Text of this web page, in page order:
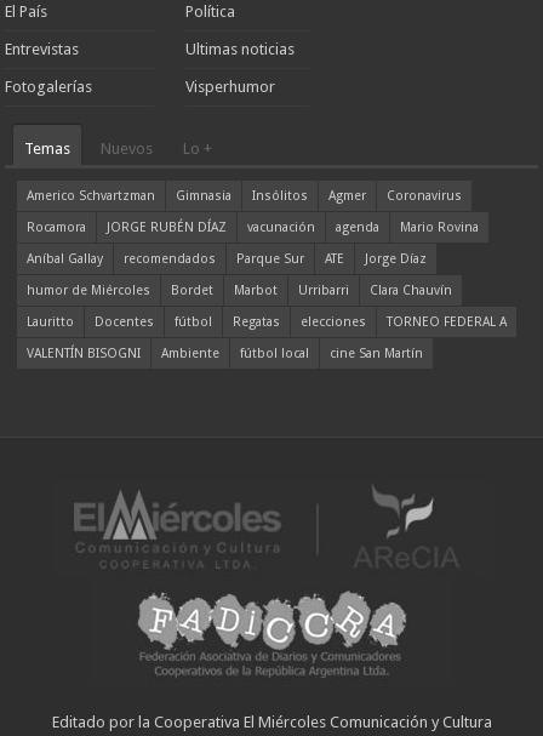
El País
Entrevistas
Fotogalerías
Política
Ultimas noticias
Visperhumor
Temas Nuevos Lo +
Americo Schvartzman Gimnasia Insólitos Agmer
Coronavirus
Rocamora
JORGE RUBÉN DÍAZ vacunación agenda
Mario Rovina
Aníbal Gallay
recomendados Parque Sur ATE
Jorge Díaz
humor de Miércoles
Bordet Marbot Urribarri
Clara Chauvín
Lauritto
Docentes fútbol Regatas elecciones
TORNEO FEDERAL A
VALENTÍN BISOGNI
Ambiente fútbol local cine San Martín
Editado por la Cooperativa El Miércoles Comunicación y Cultura